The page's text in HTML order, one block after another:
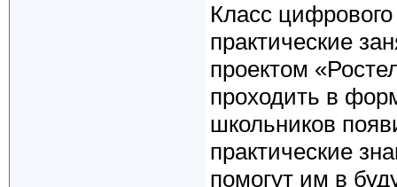
Класс
практические
проектом
проходить в
школьников
практические
помогут им в